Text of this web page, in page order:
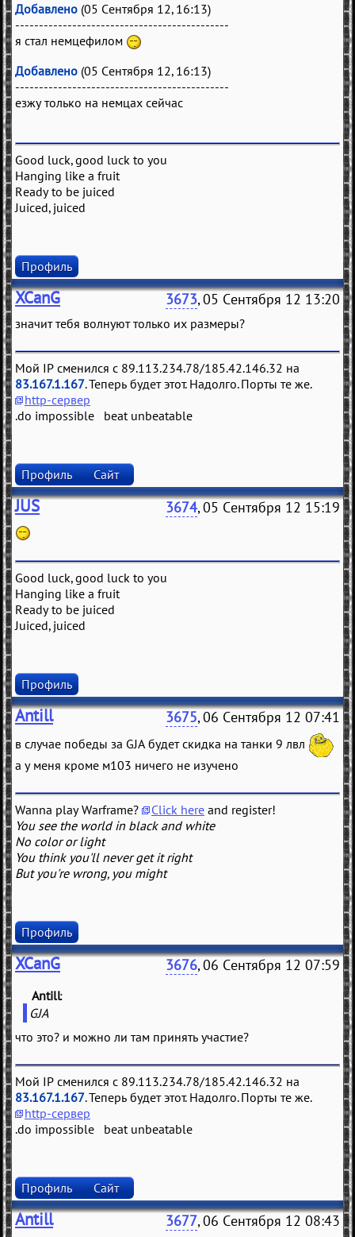
Добавлено (05 Сентября 12, 16:13)
---------------------------------------------
я стал немцефилом
Добавлено (05 Сентября 12, 16:13)
---------------------------------------------
езжу только на немцах сейчас
Good luck, good luck to you
Hanging like a fruit
Ready to be juiced
Juiced, juiced
Профиль
XCanG 3673, 05 Сентября 12 13:20
значит тебя волнуют только их размеры?
Мой IP сменился с 89.113.234.78/185.42.146.32 на
83.167.1.167. Теперь будет этот. Надолго. Порты те же.
http-сервер
.do impossible beat unbeatable
Профиль Сайт
JUS 3674, 05 Сентября 12 15:19
Good luck, good luck to you
Hanging like a fruit
Ready to be juiced
Juiced, juiced
Профиль
Antill 3675, 06 Сентября 12 07:41
в случае победы за GJA будет скидка на танки 9 лвл
а у меня кроме м103 ничего не изучено
Wanna play Warframe? Click here and register!
You see the world in black and white
No color or light
You think you'll never get it right
But you're wrong, you might
Профиль
XCanG 3676, 06 Сентября 12 07:59
Antill
GJA
что это? и можно ли там принять участие?
Мой IP сменился с 89.113.234.78/185.42.146.32 на
83.167.1.167. Теперь будет этот. Надолго. Порты те же.
http-сервер
.do impossible beat unbeatable
Профиль Сайт
Antill 3677, 06 Сентября 12 08:43